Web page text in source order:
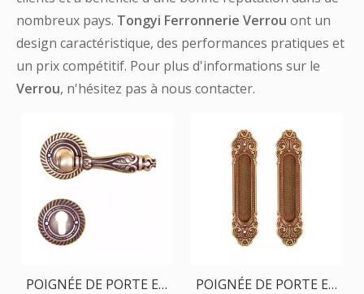
nombreux pays. Tongyi Ferronnerie Verrou ont un
design caractéristique, des performances pratiques et
un prix compétitif. Pour plus d'informations sur le
Verrou, n'hésitez pas à nous contacter.
POIGNÉE DE PORTE EN
POIGNÉE DE PORTE EN